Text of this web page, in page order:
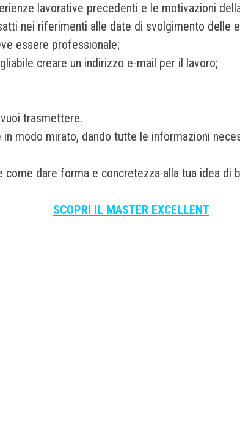
lavorative precedenti e le motivazioni
nei riferimenti alle date di svolgimento
essere professionale;
creare un indirizzo e-mail per il lavoro;
trasmettere.
modo mirato, dando tutte le informazioni
dare forma e concretezza alla tua idea di
SCOPRI IL MASTER EXCELLENT